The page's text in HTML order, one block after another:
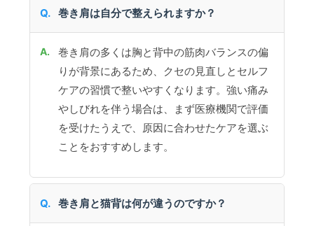
巻き肩は自分で整えられますか？
巻き肩の多くは胸と背中の筋肉バランスの偏
りが背景にあるため、クセの見直しとセルフ
ケアの習慣で整いやすくなります。強い痛み
やしびれを伴う場合は、まず医療機関で評価
を受けたうえで、原因に合わせたケアを選ぶ
ことをおすすめします。
巻き肩と猫背は何が違うのですか？